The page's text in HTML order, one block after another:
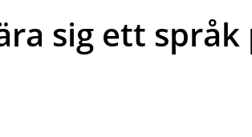
sig ett språk